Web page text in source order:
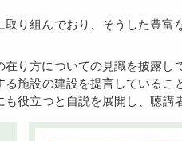
施設の建設を提言しているこ
役立つと自説を展開し、聴講